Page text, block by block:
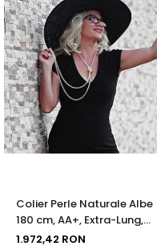
Colier Perle Naturale Albe
180 cm, AA+, Extra-Lung,
Argint 925 | KASKADDA®
1.972,42 RON